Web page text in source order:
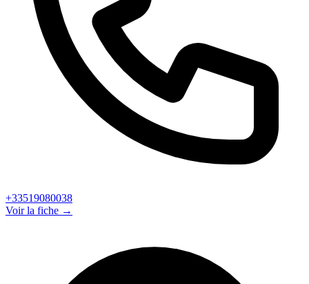
+33519080038
Voir la fiche →